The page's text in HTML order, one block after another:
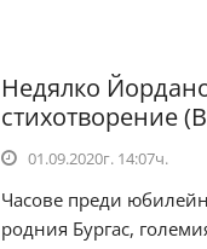
Недялко
стихотворение
01.09.2020г. 14:07ч.
Часове преди
родния Бургас,